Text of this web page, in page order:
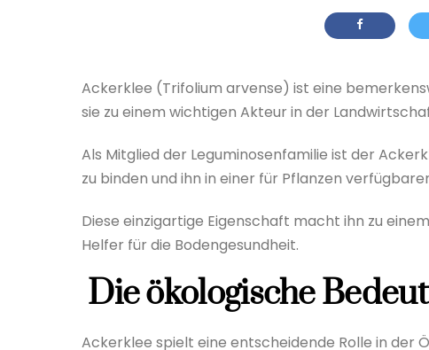
Ackerklee (Trifolium arvense) ist eine
sie zu einem wichtigen Akteur in der
Als Mitglied der Leguminosenfamilie ist der
zu binden und ihn in einer für Pflanzen
Diese einzigartige Eigenschaft macht ihn zu
Helfer für die Bodengesundheit.
Die ökologische
Ackerklee spielt eine entscheidende Rolle in der